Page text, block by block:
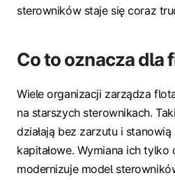
sterowników staje się coraz
Co to oznacza dla
Wiele organizacji zarządza
na starszych sterownikach.
działają bez zarzutu i
kapitałowe. Wymiana ich
modernizuje model